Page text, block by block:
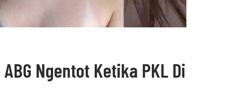
Ngentot Ketika PKL Di